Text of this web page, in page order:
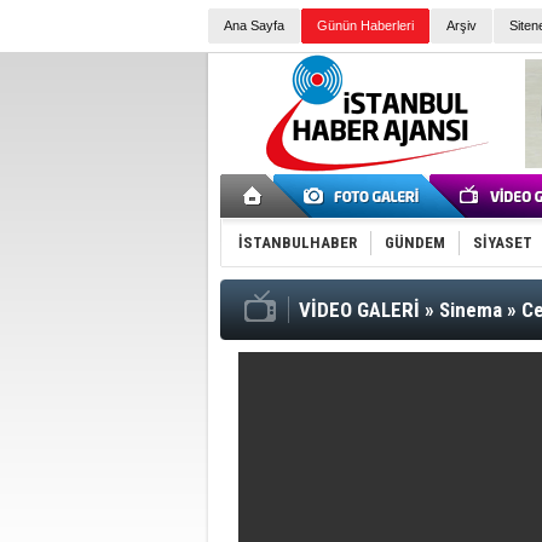
Ana Sayfa Günün Haberleri Arşiv
İSTANBULHABER GÜNDEM SİYASET
VİDEO GALERİ » Sinema »